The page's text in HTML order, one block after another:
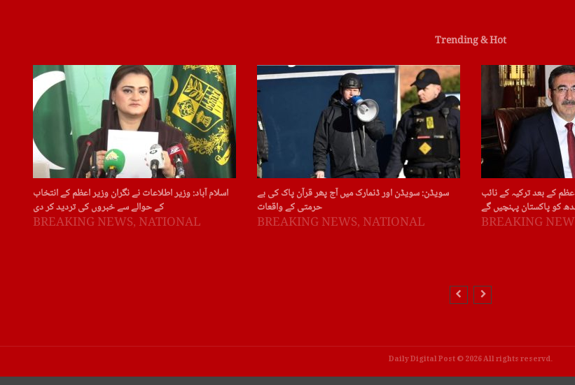
Trending & Hot
اسلام آباد: وزیر اطلاعات نے نگران وزیر اعظم کے انتخاب
کے حوالے سے خبروں کی تردید کر دی
BREAKING NEWS, NATIONAL
سویڈن: سویڈن اور ڈنمارک میں آج پھر قرآن پاک کی بے
حرمتی کے واقعات
BREAKING NEWS, NATIONAL
کے بعد ترکیہ کے نائب
کو پاکستان پہنچیں گے
BREAKING
Daily Digital Post © 2026 All rights reservd.